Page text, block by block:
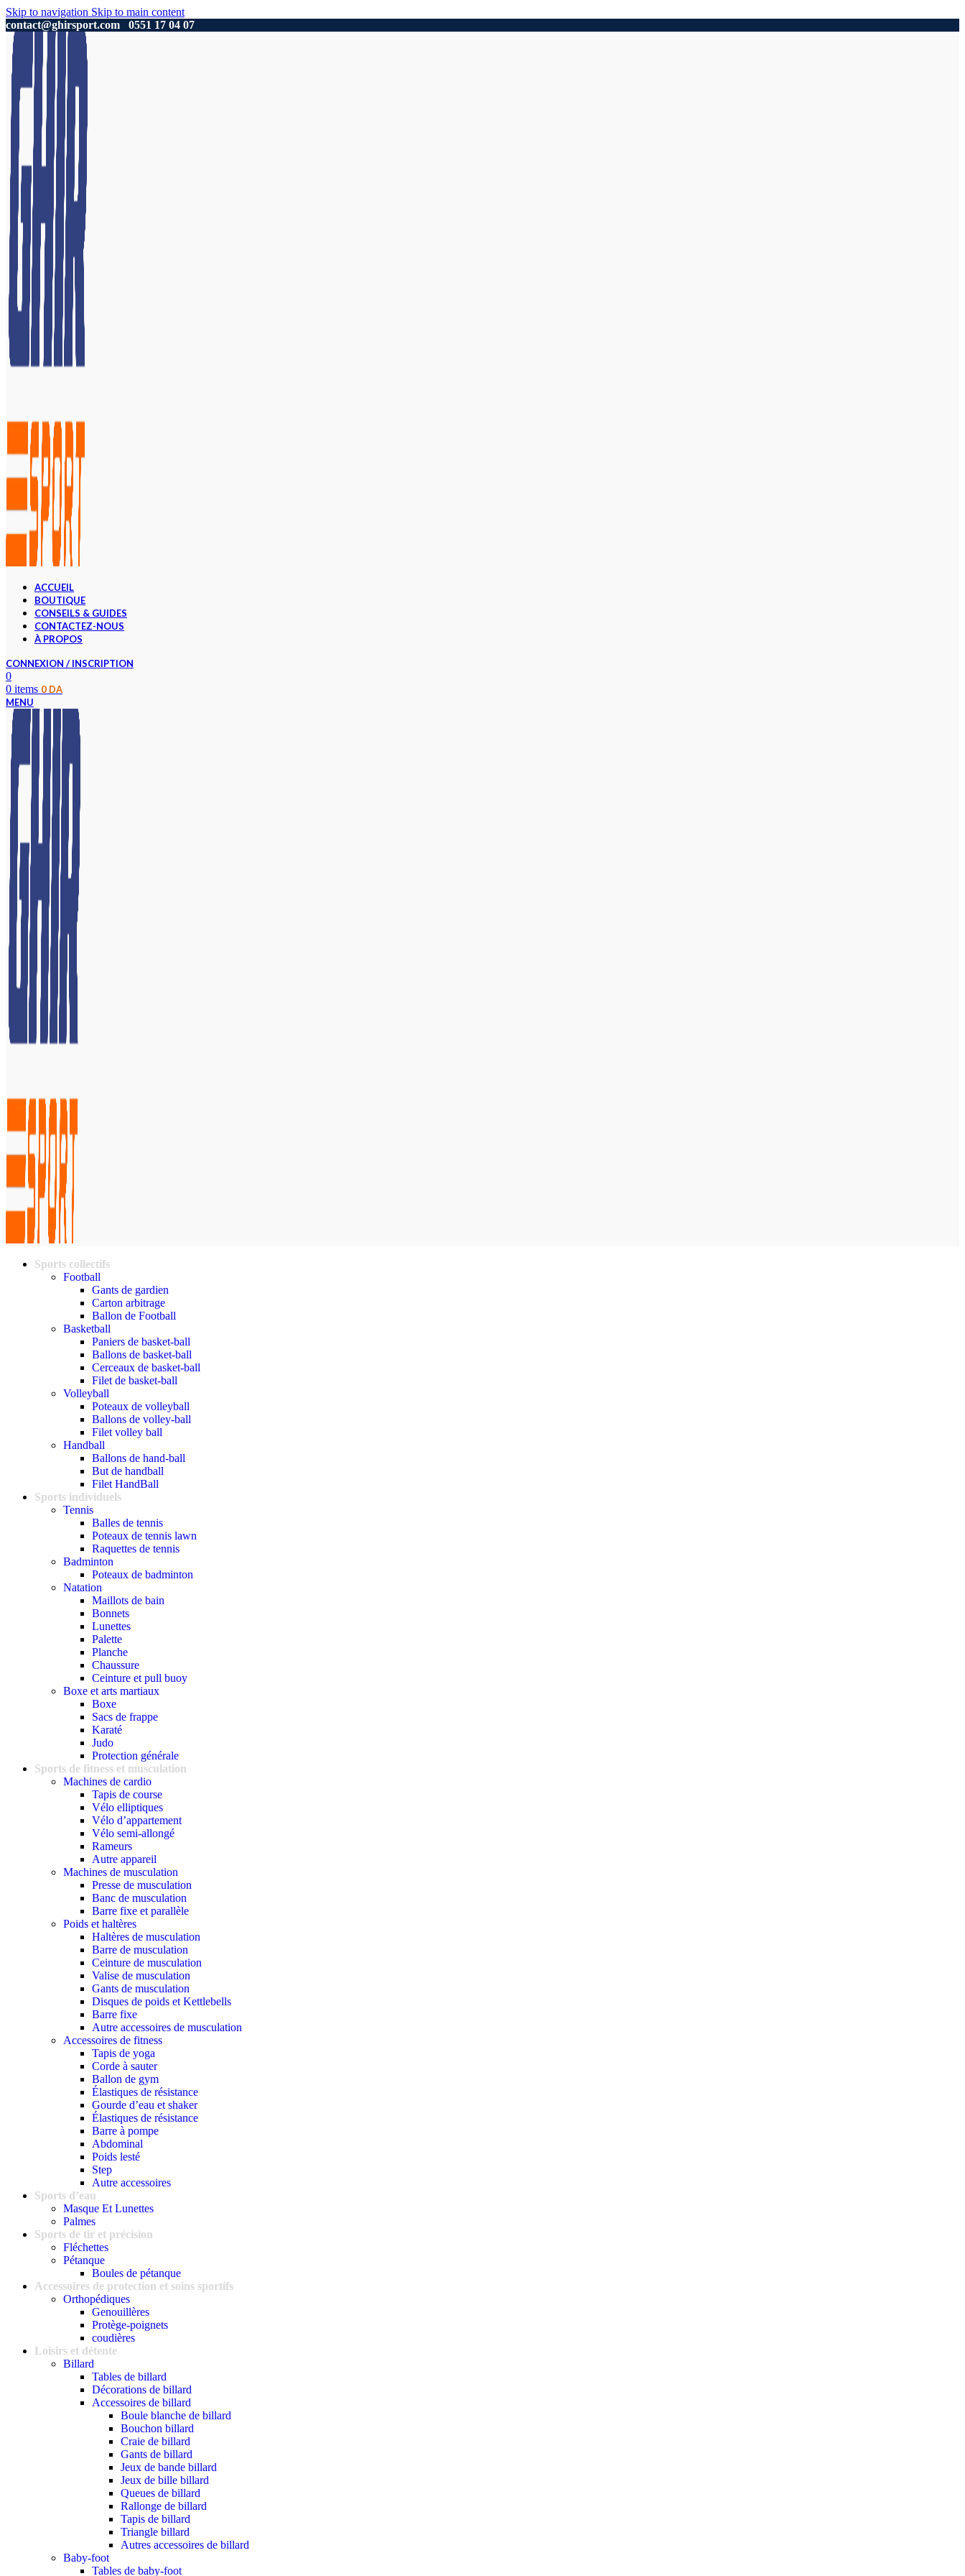
Skip to navigation Skip to main content
contact@ghirsport.com
0551 17 04 07
ACCUEIL
BOUTIQUE
CONSEILS & GUIDES
CONTACTEZ-NOUS
À PROPOS
CONNEXION / INSCRIPTION
0
0 items 0 DA
MENU
Sports collectifs
Football
Gants de gardien
Carton arbitrage
Ballon de Football
Basketball
Paniers de basket-ball
Ballons de basket-ball
Cerceaux de basket-ball
Filet de basket-ball
Volleyball
Poteaux de volleyball
Ballons de volley-ball
Filet volley ball
Handball
Ballons de hand-ball
But de handball
Filet HandBall
Sports individuels
Tennis
Balles de tennis
Poteaux de tennis lawn
Raquettes de tennis
Badminton
Poteaux de badminton
Natation
Maillots de bain
Bonnets
Lunettes
Palette
Planche
Chaussure
Ceinture et pull buoy
Boxe et arts martiaux
Boxe
Sacs de frappe
Karaté
Judo
Protection générale
Sports de fitness et musculation
Machines de cardio
Tapis de course
Vélo elliptiques
Vélo d’appartement
Vélo semi-allongé
Rameurs
Autre appareil
Machines de musculation
Presse de musculation
Banc de musculation
Barre fixe et parallèle
Poids et haltères
Haltères de musculation
Barre de musculation
Ceinture de musculation
Valise de musculation
Gants de musculation
Disques de poids et Kettlebells
Barre fixe
Autre accessoires de musculation
Accessoires de fitness
Tapis de yoga
Corde à sauter
Ballon de gym
Élastiques de résistance
Gourde d’eau et shaker
Élastiques de résistance
Barre à pompe
Abdominal
Poids lesté
Step
Autre accessoires
Sports d’eau
Masque Et Lunettes
Palmes
Sports de tir et précision
Fléchettes
Pétanque
Boules de pétanque
Accessoires de protection et soins sportifs
Orthopédiques
Genouillères
Protège-poignets
coudières
Loisirs et détente
Billard
Tables de billard
Décorations de billard
Accessoires de billard
Boule blanche de billard
Bouchon billard
Craie de billard
Gants de billard
Jeux de bande billard
Jeux de bille billard
Queues de billard
Rallonge de billard
Tapis de billard
Triangle billard
Autres accessoires de billard
Baby-foot
Tables de baby-foot